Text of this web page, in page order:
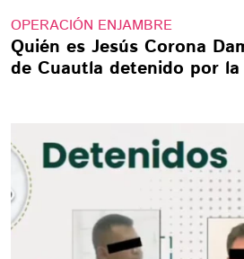
OPERACIÓN ENJAMBRE
Quién es Jesús Corona
de Cuautla detenido por la